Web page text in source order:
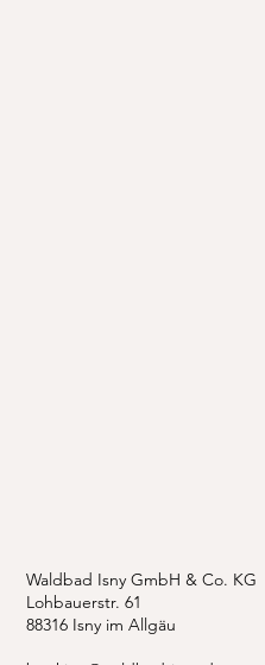
Waldbad Isny GmbH & Co. KG
Lohbauerstr. 61
88316 Isny im Allgäu